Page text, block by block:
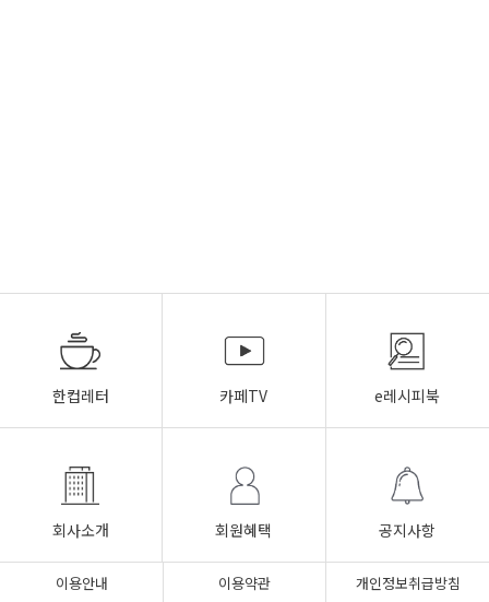
한컵레터 카페TV e레시피북
회사소개 회원혜택 공지사항
이용안내 이용약관
개인정보취급방침